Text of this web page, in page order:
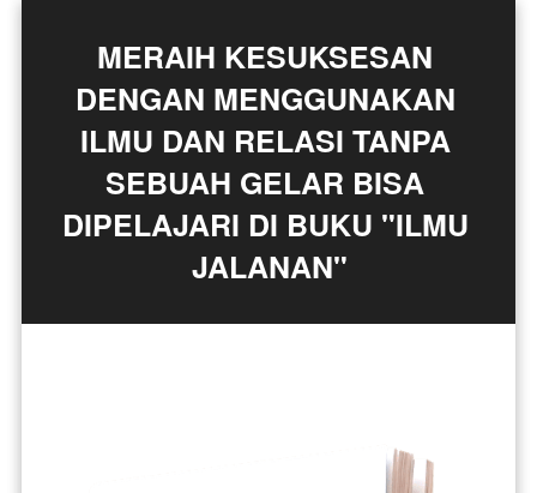
MERAIH KESUKSESAN
DENGAN MENGGUNAKAN
ILMU DAN RELASI TANPA
SEBUAH GELAR BISA
DIPELAJARI DI BUKU "ILMU
JALANAN"